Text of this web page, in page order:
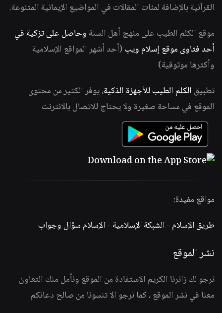
القرآنية بالإضافة لمئات المقالات في المواضيع الإيمانية المتنوعة.
موقع الكلم الطيب على منهج أهل السنة وحاصل على تزكية في
أحد فتاوى موقع إسلام ويب (أحد أشهر المواقع الإسلامية
وأكثرها موثوقية)
تطبيق الكلم الطيب للأجهزة الذكية، يوفر الكثير من محتوى
الموقع في مساحة صغيرة ولا يحتاج للاتصال بالانترنت
مواقع مفيدة:
طريق الإسلام -الشبكة الإسلامية -الإسلام سؤال وجواب
نشر الموقع
نرجو لك زائرنا الكريم الاستفادة من الموقع ونأمل منك التعاون
معنا في نشر الموقع ، كما نرجو الا تنسونا من صالح دعائكم